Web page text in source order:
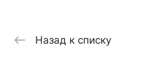
Назад к списку